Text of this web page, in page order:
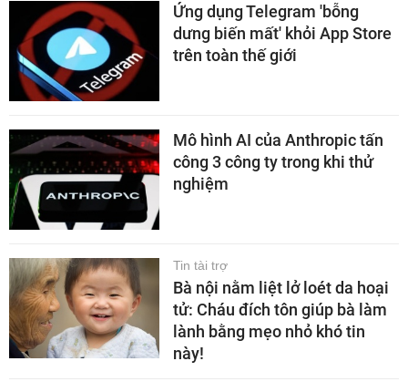
Ứng dụng Telegram 'bỗng
dưng biến mất' khỏi App Store
trên toàn thế giới
Mô hình AI của Anthropic tấn
công 3 công ty trong khi thử
nghiệm
Tin tài trợ
Bà nội nằm liệt lở loét da hoại
tử: Cháu đích tôn giúp bà làm
lành bằng mẹo nhỏ khó tin
này!